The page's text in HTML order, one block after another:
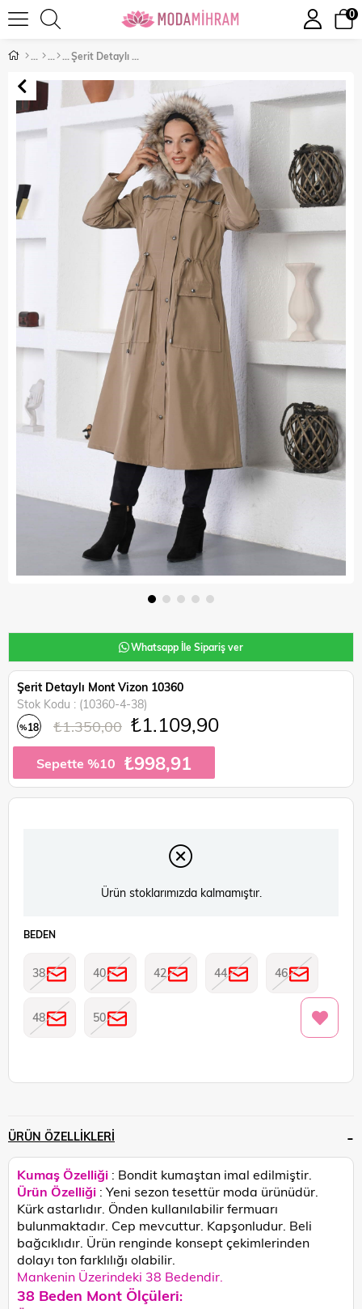
0
Şerit Detaylı Mont Vizon 10360
Whatsapp İle Sipariş ver
Şerit Detaylı Mont Vizon 10360
Stok Kodu
(10360-4-38)
%18 ₺1.350,00 ₺1.109,90
Sepette %10 ₺998,91
Ürün stoklarımızda kalmamıştır.
BEDEN
38 40 42 44 46
48 50
ÜRÜN ÖZELLIKLERI
Kumaş Özelliği : Bondit kumaştan imal edilmiştir.
Ürün Özelliği : Yeni sezon tesettür moda ürünüdür.
Kürk astarlıdır. Önden kullanılabilir fermuarı
bulunmaktadır. Cep mevcuttur. Kapşonludur. Beli
bağcıklıdır. Ürün renginde konsept çekimlerinden
dolayı ton farklılığı olabilir.
Mankenin Üzerindeki 38 Bedendir.
38 Beden Mont Ölçüleri: